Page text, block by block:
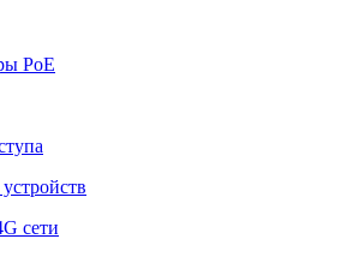
РоЕ
сети